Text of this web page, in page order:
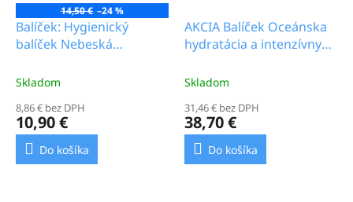
14,50 € –24 %
Balíček: Hygienický
balíček Nebeská
Skladom
8,86 € bez DPH
10,90 €
Do košíka
AKCIA Balíček Oceánska
hydratácia a intenzívny
Skladom
31,46 € bez DPH
38,70 €
Do košíka